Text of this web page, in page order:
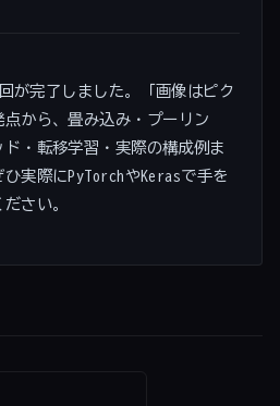
が完了しました。「画像はピク
から、畳み込み・プーリン
・転移学習・実際の構成例ま
実際にPyTorchやKerasで手を
さい。